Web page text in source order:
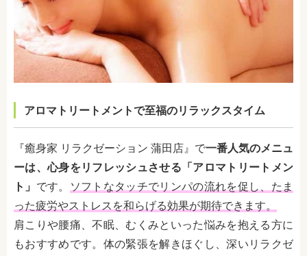
アロマトリートメントで至福のリラックスタイム
『癒身家 リラクゼーション 蒲田店』で一番人気のメニュ
ーは、心身をリフレッシュさせる「アロマトリートメン
ト」 です。
ソフトなタッチでリンパの流れを促し、たま
った疲労やストレスを和らげる効果が期待できます。
肩こりや腰痛、不眠、むくみといった悩みを抱える方に
もおすすめです。体の緊張を解きほぐし、深いリラクゼ